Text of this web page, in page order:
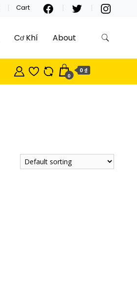
Cart
Cơ Khí About
0
0 ₫